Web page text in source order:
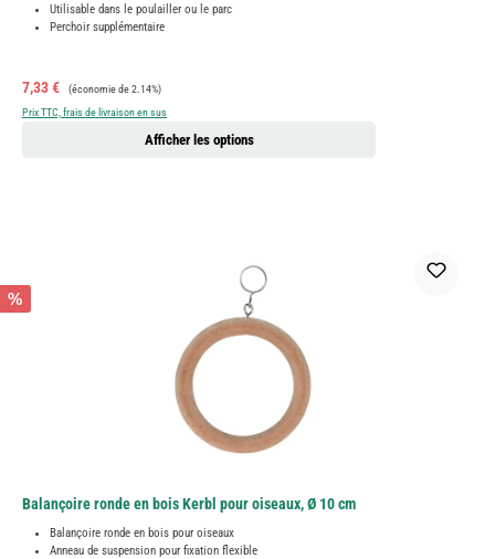
Utilisable dans le poulailler ou le parc
Perchoir supplémentaire
Prix de vente :
7,33 € Prix régulier :
(économie de 2.14%)
Prix TTC, frais de livraison en sus
Afficher les options
%
Balançoire ronde en bois Kerbl pour oiseaux, Ø 10 cm
Balançoire ronde en bois pour oiseaux
Anneau de suspension pour fixation flexible